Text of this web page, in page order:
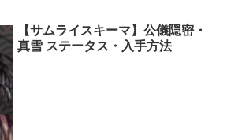
【サムライスキーマ】公儀隠密・
真雪 ステータス・入手方法